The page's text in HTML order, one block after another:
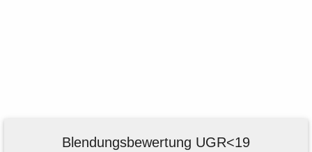
Blendungsbewertung UGR<19